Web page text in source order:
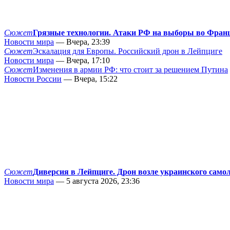
СюжетГрязные технологии. Атаки РФ на выборы во
Новости мира — Вчера, 23:39
СюжетЭскалация для Европы. Российский дрон в Лейпциге
Новости мира — Вчера, 17:10
СюжетИзменения в армии РФ: что стоит за решением Путина
Новости России — Вчера, 15:22
СюжетДиверсия в Лейпциге. Дрон возле украинского
Новости мира — 5 августа 2026, 23:36